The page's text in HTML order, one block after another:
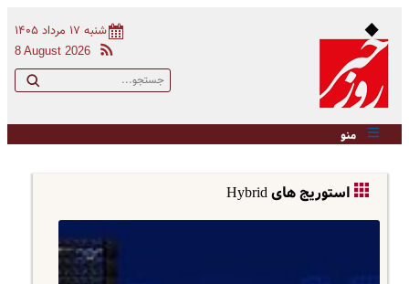
شنبه ۱۷ مرداد ۱۴۰۵
8 August 2026
منو
استوریج های Hybrid